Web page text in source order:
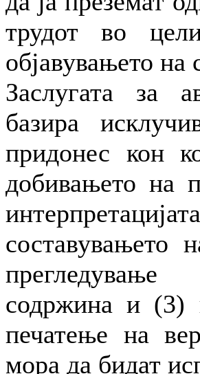
трудот во
објавувањето на
Заслугата за
базира
придонес кон
добивањето на
составувањето
содржина и (3)
печатење на
мора да бидат